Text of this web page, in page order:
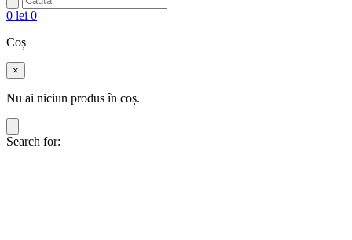
0 lei 0
Coș
×
Nu ai niciun produs în coș.
Search for: